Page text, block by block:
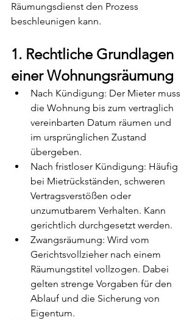
Räumungsdienst den Prozess
beschleunigen kann.
1. Rechtliche Grundlagen
einer Wohnungsräumung
Nach Kündigung: Der Mieter muss
die Wohnung bis zum vertraglich
vereinbarten Datum räumen und
im ursprünglichen Zustand
übergeben.
Nach fristloser Kündigung: Häufig
bei Mietrückständen, schweren
Vertragsverstößen oder
unzumutbarem Verhalten. Kann
gerichtlich durchgesetzt werden.
Zwangsräumung: Wird vom
Gerichtsvollzieher nach einem
Räumungstitel vollzogen. Dabei
gelten strenge Vorgaben für den
Ablauf und die Sicherung von
Eigentum.